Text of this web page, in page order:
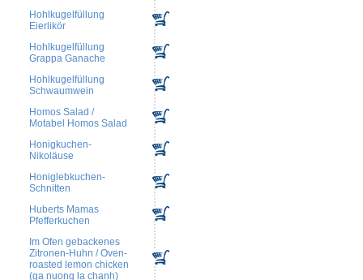
Hohlkugelfüllung
Eierlikör
Hohlkugelfüllung
Grappa Ganache
Hohlkugelfüllung
Schwaumwein
Homos Salad /
Motabel Homos Salad
Honigkuchen-
Nikoläuse
Honiglebkuchen-
Schnitten
Huberts Mamas
Pfefferkuchen
Im Ofen gebackenes
Zitronen-Huhn / Oven-
roasted lemon chicken
(ga nuong la chanh)